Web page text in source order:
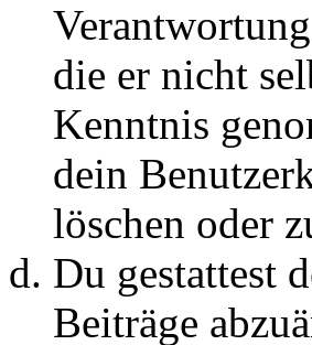
die er nicht
Kenntnis
dein
löschen oder
Du gestattest
Beiträge